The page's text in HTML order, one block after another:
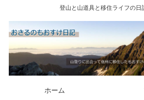
登山と山道具と移住ライフの日
ホーム